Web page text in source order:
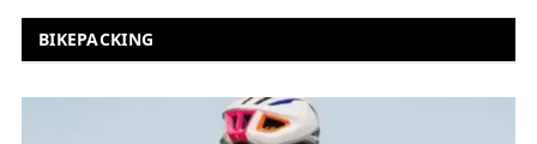
BIKEPACKING